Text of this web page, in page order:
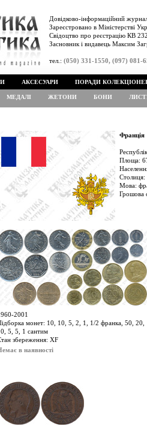
Довідково-інформаційний
Зареєстровано в Міністерстві
Свідоцтво про реєстрацію КВ
Засновник і видавець Максим
тел.: (050) 331-1550, (097) 081-
АКСЕСУАРИ ПОРАДИ
МЕДАЛІ ЖЕТОНИ БОНИ
Франція
Площа:
Мова:
Грошова
2001
монет: 10, 10, 5, 2, 1, 1/2 франка, 50, 20,
5, 5, 1 сантим
збереження: XF
в наявності